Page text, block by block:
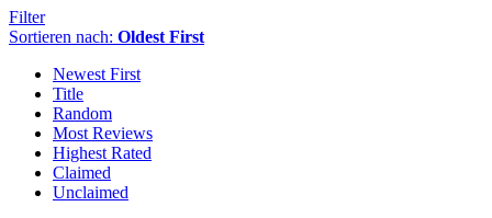
Filter
Sortieren nach: Oldest First
Newest First
Title
Random
Most Reviews
Highest Rated
Claimed
Unclaimed